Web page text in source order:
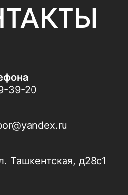
39-20
Ташкентская, д28с1